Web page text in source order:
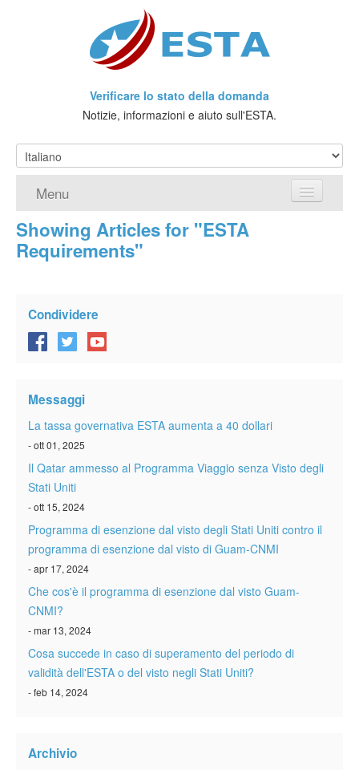
Verificare lo stato della domanda
Notizie, informazioni e aiuto sull'ESTA.
Menu
Home
Richiedere ESTA
Viaggio senza Visto
ESTA info
Contatto
Showing Articles for "ESTA
Requirements"
Condividere
Messaggi
La tassa governativa ESTA aumenta a 40 dollari
- ott 01, 2025
Il Qatar ammesso al Programma Viaggio senza Visto degli
Stati Uniti
- ott 15, 2024
Programma di esenzione dal visto degli Stati Uniti contro il
programma di esenzione dal visto di Guam-CNMI
- apr 17, 2024
Che cos'è il programma di esenzione dal visto Guam-
CNMI?
- mar 13, 2024
Cosa succede in caso di superamento del periodo di
validità dell'ESTA o del visto negli Stati Uniti?
- feb 14, 2024
Archivio